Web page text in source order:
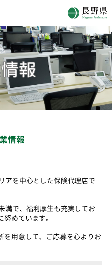
情報
アを中心とした保険代理店で
満で、福利厚生も充実してお
めています。
を用意して、ご応募を心よりお